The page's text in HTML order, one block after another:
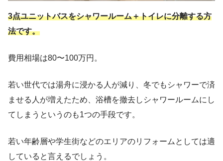
3点ユニットバスをシャワールーム＋トイレに分離する方
法です。
費用相場は80〜100万円。
若い世代では湯舟に浸かる人が減り、冬でもシャワーで済
ませる人が増えたため、浴槽を撤去しシャワールームにし
てしまうというのも1つの手段です。
若い年齢層や学生街などのエリアのリフォームとしては適
していると言えるでしょう。